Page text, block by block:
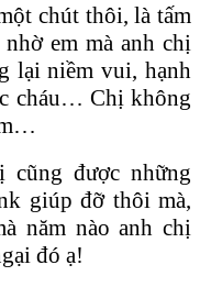
chút thôi, là tấm
em mà anh chị
lại niềm vui, hạnh
cháu… Chị không
cũng được những
giúp đỡ thôi mà,
năm nào anh chị
đó ạ!